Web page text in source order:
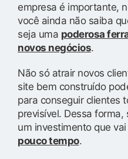
empresa é importante,
você ainda não saiba
seja uma poderosa
novos negócios.
Não só atrair novos
site bem construído
para conseguir clientes
previsível. Dessa
um investimento que
pouco tempo.